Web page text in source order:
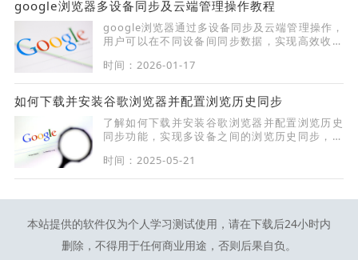
google浏览器多设备同步及云端管理操作教程
google浏览器通过多设备同步及云端管理操作，
用户可以在不同设备间同步数据，实现高效收藏
时间：2026-01-17
如何下载并安装谷歌浏览器并配置浏览历史同步
了解如何下载并安装谷歌浏览器并配置浏览历史
同步功能，实现多设备之间的浏览历史同步，确
时间：2025-05-21
本站提供的软件仅为个人学习测试使用，请在下载后24小时内
删除，不得用于任何商业用途，否则后果自负。